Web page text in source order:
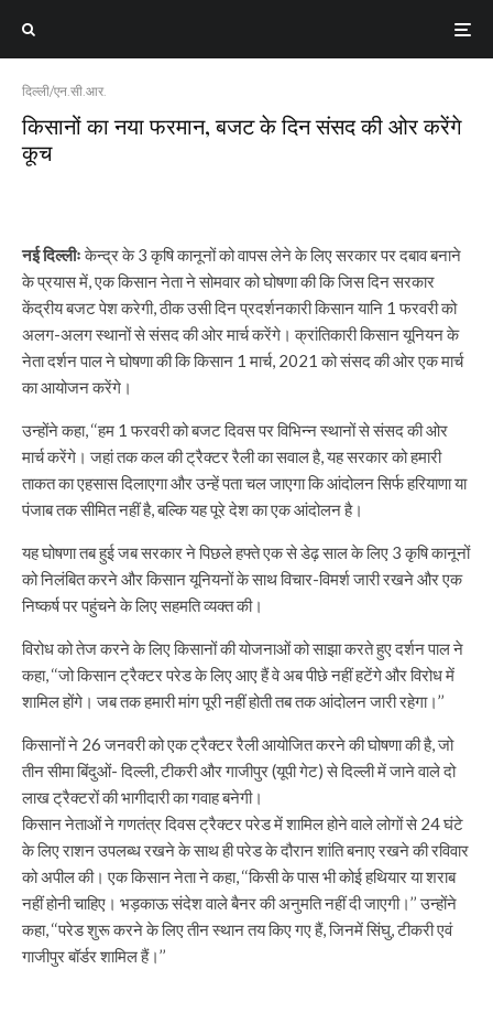
दिल्ली/एन.सी.आर.
किसानों का नया फरमान, बजट के दिन संसद की ओर करेंगे
कूच
नई दिल्लीःकेन्द्र के 3 कृषि कानूनों को वापस लेने के लिए सरकार पर दबाव बनाने
के प्रयास में, एक किसान नेता ने सोमवार को घोषणा की कि जिस दिन सरकार
केंद्रीय बजट पेश करेगी, ठीक उसी दिन प्रदर्शनकारी किसान यानि 1 फरवरी को
अलग-अलग स्थानों से संसद की ओर मार्च करेंगे। क्रांतिकारी किसान यूनियन के
नेता दर्शन पाल ने घोषणा की कि किसान 1 मार्च, 2021 को संसद की ओर एक मार्च
का आयोजन करेंगे।
उन्होंने कहा, ‘‘हम 1 फरवरी को बजट दिवस पर विभिन्न स्थानों से संसद की ओर
मार्च करेंगे। जहां तक कल की ट्रैक्टर रैली का सवाल है, यह सरकार को हमारी
ताकत का एहसास दिलाएगा और उन्हें पता चल जाएगा कि आंदोलन सिर्फ हरियाणा या
पंजाब तक सीमित नहीं है, बल्कि यह पूरे देश का एक आंदोलन है।
यह घोषणा तब हुई जब सरकार ने पिछले हफ्ते एक से डेढ़ साल के लिए 3 कृषि कानूनों
को निलंबित करने और किसान यूनियनों के साथ विचार-विमर्श जारी रखने और एक
निष्कर्ष पर पहुंचने के लिए सहमति व्यक्त की।
विरोध को तेज करने के लिए किसानों की योजनाओं को साझा करते हुए दर्शन पाल ने
कहा, ‘‘जो किसान ट्रैक्टर परेड के लिए आए हैं वे अब पीछे नहीं हटेंगे और विरोध में
शामिल होंगे। जब तक हमारी मांग पूरी नहीं होती तब तक आंदोलन जारी रहेगा।’’
किसानों ने 26 जनवरी को एक ट्रैक्टर रैली आयोजित करने की घोषणा की है, जो
तीन सीमा बिंदुओं- दिल्ली, टीकरी और गाजीपुर (यूपी गेट) से दिल्ली में जाने वाले दो
लाख ट्रैक्टरों की भागीदारी का गवाह बनेगी।
किसान नेताओं ने गणतंत्र दिवस ट्रैक्टर परेड में शामिल होने वाले लोगों से 24 घंटे
के लिए राशन उपलब्ध रखने के साथ ही परेड के दौरान शांति बनाए रखने की रविवार
को अपील की। एक किसान नेता ने कहा, ‘‘किसी के पास भी कोई हथियार या शराब
नहीं होनी चाहिए। भड़काऊ संदेश वाले बैनर की अनुमति नहीं दी जाएगी।’’ उन्होंने
कहा, ‘‘परेड शुरू करने के लिए तीन स्थान तय किए गए हैं, जिनमें सिंघु, टीकरी एवं
गाजीपुर बॉर्डर शामिल हैं।’’